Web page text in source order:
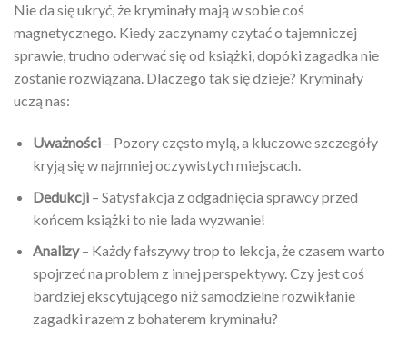
Nie da się ukryć, że kryminały mają w sobie coś
magnetycznego. Kiedy zaczynamy czytać o tajemniczej
sprawie, trudno oderwać się od książki, dopóki zagadka nie
zostanie rozwiązana. Dlaczego tak się dzieje? Kryminały
uczą nas:
Uważności– Pozory często mylą, a kluczowe szczegóły
kryją się w najmniej oczywistych miejscach.
Dedukcji– Satysfakcja z odgadnięcia sprawcy przed
końcem książki to nie lada wyzwanie!
Analizy– Każdy fałszywy trop to lekcja, że czasem warto
spojrzeć na problem z innej perspektywy. Czy jest coś
bardziej ekscytującego niż samodzielne rozwikłanie
zagadki razem z bohaterem kryminału?